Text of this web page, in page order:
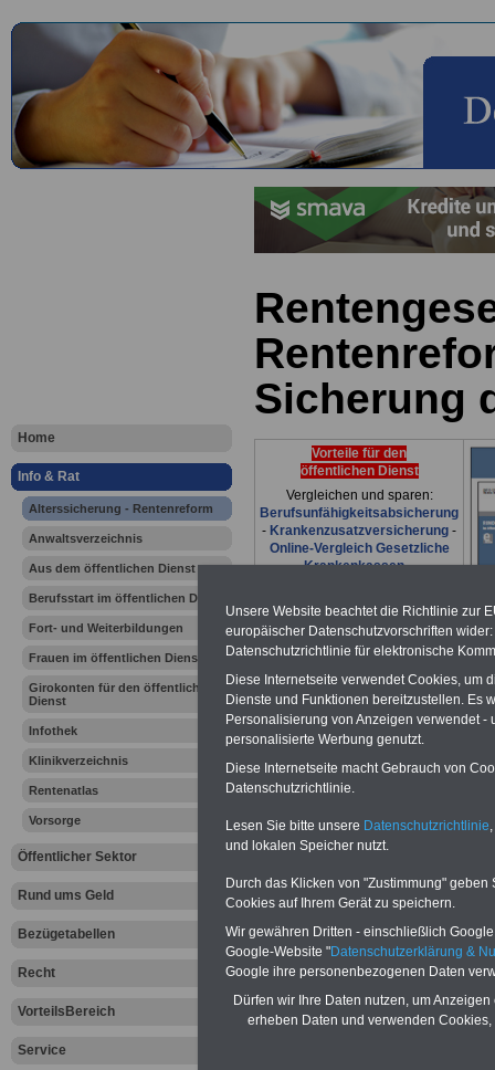
Home
Info & Rat
Alterssicherung - Rentenreform
Anwaltsverzeichnis
Aus dem öffentlichen Dienst
Berufsstart im öffentlichen Dienst
Fort- und Weiterbildungen
Frauen im öffentlichen Dienst
Girokonten für den öffentlichen
Dienst
Infothek
Klinikverzeichnis
Rentenatlas
Vorsorge
Öffentlicher Sektor
Rund ums Geld
Bezügetabellen
Recht
VorteilsBereich
Service
Sicherung
Vorteile für den
öffentlichen Dienst
Vergleichen und sparen:
Berufsunfähigkeitsabsicherung
- Krankenzusatzversicherung -
Online-Vergleich Gesetzliche
Krankenkassen-
Ihr
den Fall der
Leben
Unsere Website beachtet die Richtlinie zur
europäischer Datenschutzvorschriften
Datenschutzrichtlinie für elektronische
Diese Internetseite verwendet Cookies, um
Dienste und Funktionen bereitzustellen. Es
Personalisierung von Anzeigen verwendet
personalisierte Werbung genutzt.
Diese Internetseite macht Gebrauch von
Datenschutzrichtlinie.
Lesen Sie bitte unsere Datenschutzrichtlinie
und lokalen Speicher nutzt.
Durch das Klicken von "Zustimmung"
Cookies auf Ihrem Gerät zu speichern.
Wir gewähren Dritten - einschließlich
Google-Website "Datenschutzerklärung &
Google ihre personenbezogenen Daten
Dürfen wir Ihre Daten nutzen, um
erheben Daten und verwenden